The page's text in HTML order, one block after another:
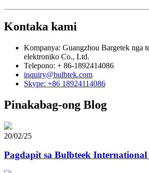
Kontaka kami
Kompanya: Guangzhou Bargetek nga
elektroniko Co., Ltd.
Telepono: + 86-1892414086
inquiry@bulbtek.com
Skype: +86 18924114086
Pinakabag-ong Blog
20/02/25
Pagdapit sa Bulbteek International